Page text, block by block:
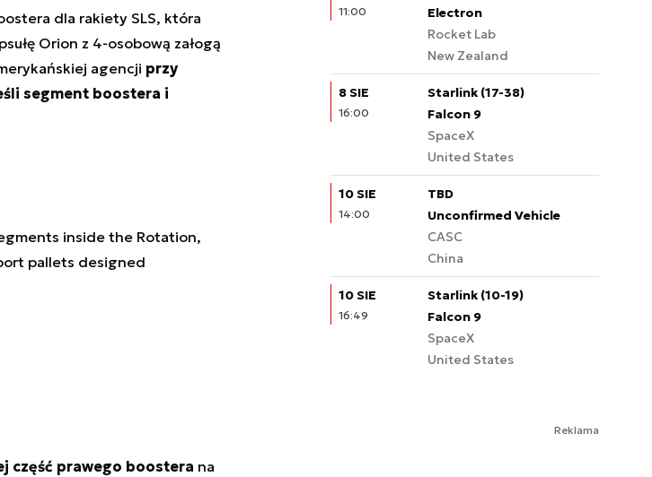
dla rakiety SLS, która
Orion z 4-osobową załogą
agencji przy
segment boostera i
inside the Rotation,
pallets designed
część prawego boostera na
11:00
Electron
Rocket Lab
New Zealand
8 SIE
16:00
Starlink (17-38)
Falcon 9
SpaceX
United States
10 SIE
14:00
TBD
Unconfirmed Vehicle
CASC
China
10 SIE
16:49
Starlink (10-19)
Falcon 9
SpaceX
United States
Reklama